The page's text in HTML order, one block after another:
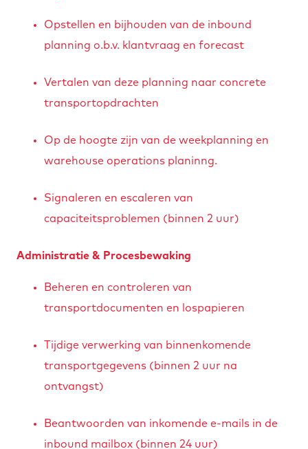
Opstellen en bijhouden van de inbound
planning o.b.v. klantvraag en forecast
Vertalen van deze planning naar concrete
transportopdrachten
Op de hoogte zijn van de weekplanning en
warehouse operations planinng.
Signaleren en escaleren van
capaciteitsproblemen (binnen 2 uur)
Administratie & Procesbewaking
Beheren en controleren van
transportdocumenten en lospapieren
Tijdige verwerking van binnenkomende
transportgegevens (binnen 2 uur na
ontvangst)
Beantwoorden van inkomende e-mails in de
inbound mailbox (binnen 24 uur)